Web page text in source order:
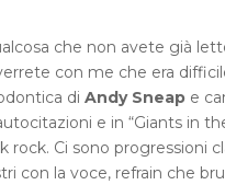
che non avete già
con me che era
di Andy Sneape
e in “Giants in
rock. Ci sono progressioni
con la voce, refrain che